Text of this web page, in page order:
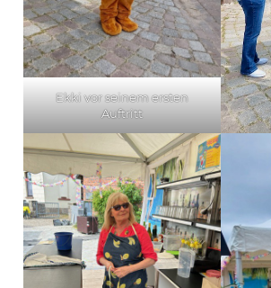
Ekki vor seinem ersten
Auftritt